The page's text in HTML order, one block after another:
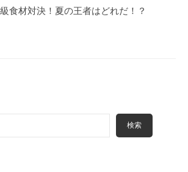
食材対決！夏の王者はどれだ！？
検索